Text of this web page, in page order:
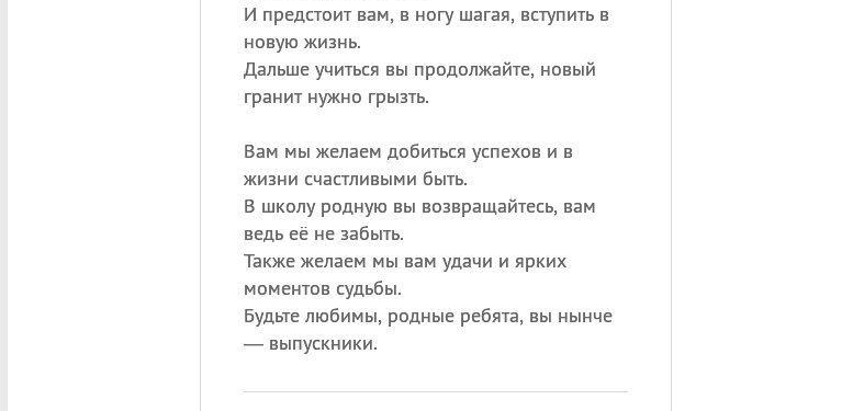
И предстоит вам, в ногу шагая, вступить в
новую жизнь.
Дальше учиться вы продолжайте, новый
гранит нужно грызть.
Вам мы желаем добиться успехов и в
жизни счастливыми быть.
В школу родную вы возвращайтесь, вам
ведь её не забыть.
Также желаем мы вам удачи и ярких
моментов судьбы.
Будьте любимы, родные ребята, вы нынче
— выпускники.